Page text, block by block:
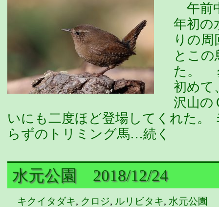
午前
年初
りの
とこ
た。
初めて
沢山の
いにも二度ほど登場してくれた
らずのトリミング馬…続く
水元公園 2018/12/24
キクイタダキ, クロジ, ルリビタキ, 水元公園